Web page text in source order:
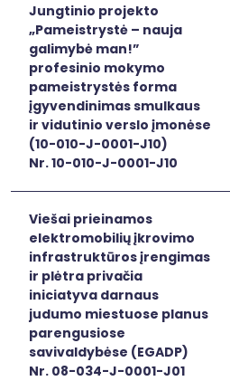
Jungtinio projekto
„Pameistrystė – nauja
galimybė man!”
profesinio mokymo
pameistrystės forma
įgyvendinimas smulkaus
ir vidutinio verslo įmonėse
(10-010-J-0001-J10)
Nr. 10-010-J-0001-J10
Viešai prieinamos
elektromobilių įkrovimo
infrastruktūros įrengimas
ir plėtra privačia
iniciatyva darnaus
judumo miestuose planus
parengusiose
savivaldybėse (EGADP)
Nr. 08-034-J-0001-J01